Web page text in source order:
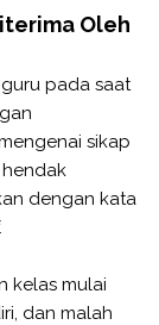
Oleh
pada saat
sikap
dengan kata
kelas mulai
dan malah